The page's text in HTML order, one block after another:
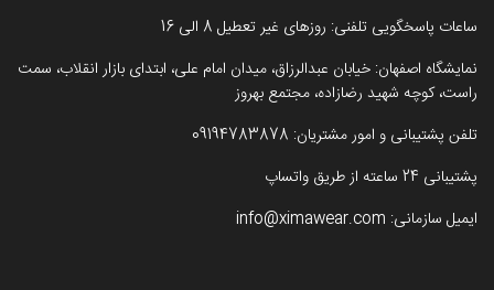
ساعات پاسخگویی تلفنی: روزهای غیر تعطیل 8 الی 16
نمایشگاه اصفهان: خیابان عبدالرزاق، میدان امام علی، ابتدای بازار انقلاب، سمت
راست، کوچه شهید رضازاده، مجتمع بهروز
تلفن پشتیبانی و امور مشتریان: 09194783878
پشتیبانی 24 ساعته از طریق واتساپ
ایمیل سازمانی: info@ximawear.com